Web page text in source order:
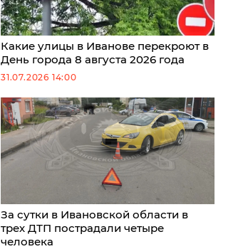
Какие улицы в Иванове перекроют в
День города 8 августа 2026 года
31.07.2026 14:00
За сутки в Ивановской области в
трех ДТП пострадали четыре
человека